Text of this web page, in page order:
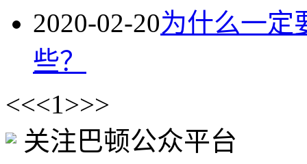
2020-02-20为什么一定
些？
<<<1>>>
关注巴顿公众平台